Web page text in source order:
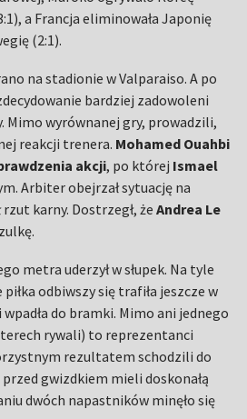
a Francja eliminowała Japonię
(2:1).
na stadionie w Valparaiso. A po
bardziej zadowoleni
Mimo wyrównanej gry, prowadzili,
reakcji trenera. Mohamed Ouahbi
akcji, po której Ismael
Arbiter obejrzał sytuację na
karny. Dostrzegł, żeAndrea Le
metra uderzył w słupek. Na tyle
odbiwszy się trafiła jeszcze w
i wpadła do bramki. Mimo ani jednego
rywali) to reprezentanci
rezultatem schodzili do
gwizdkiem mieli doskonałą
dwóch napastników minęło się